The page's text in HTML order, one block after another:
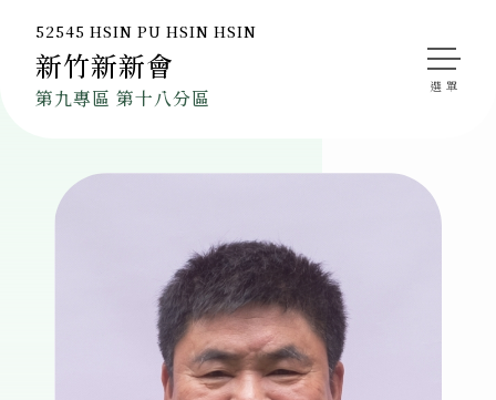
52545 HSIN PU HSIN HSIN
新竹新新會
第九專區 第十八分區